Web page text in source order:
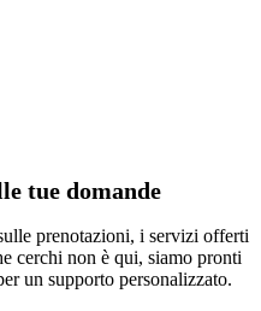
tue domande
prenotazioni, i servizi offerti
cerchi non è qui, siamo pronti
un supporto personalizzato.